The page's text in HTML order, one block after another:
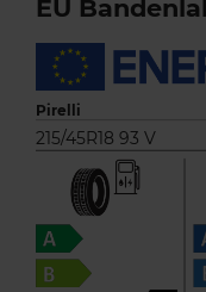
EU
Pirelli
215/45R18 93 V